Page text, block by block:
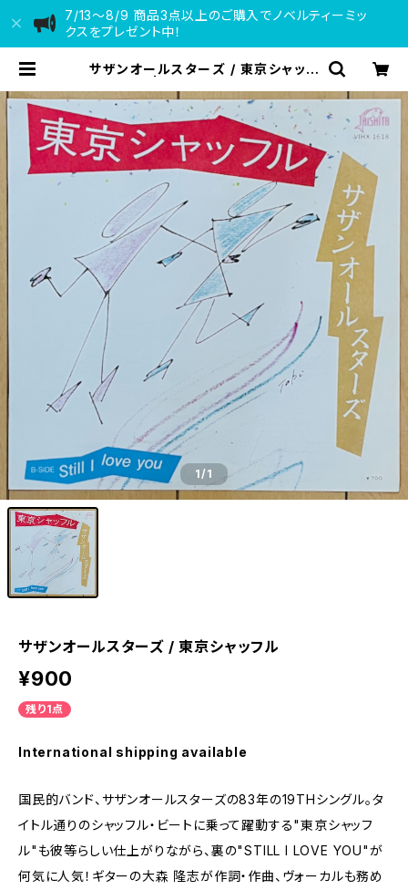
7/13〜8/9 商品3点以上のご購入でノベルティーミッ
クスをプレゼント中！
サザンオールスターズ / 東京シャッフ
1/1
サザンオールスターズ / 東京シャッフル
¥900
残り1点
International shipping available
国民的バンド、サザンオールスターズの83年の19THシングル。タ
イトル通りのシャッフル・ビートに乗って躍動する"東京シャッフ
ル"も彼等らしい仕上がりながら、裏の"STILL I LOVE YOU"が
何気に人気！ギターの大森 隆志が作詞・作曲、ヴォーカルも務め